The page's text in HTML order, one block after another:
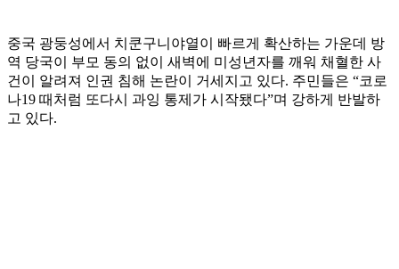
중국 광둥성에서 치쿤구니야열이 빠르게 확산하는 가운데 방
역 당국이 부모 동의 없이 새벽에 미성년자를 깨워 채혈한 사
건이 알려져 인권 침해 논란이 거세지고 있다. 주민들은 “코로
나19 때처럼 또다시 과잉 통제가 시작됐다”며 강하게 반발하
고 있다.